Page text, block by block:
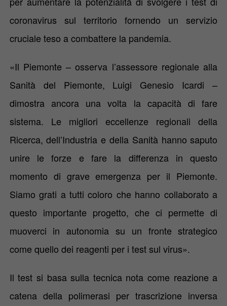
coronavirus sul territoriofornendo un servizio
cruciale teso a combattere la pandemia.
«Il Piemonte – osserva l’assessore regionale alla
Sanità del Piemonte, Luigi Genesio Icardi –
dimostra ancora una volta la capacità di fare
sistema. Le migliori eccellenze regionali della
Ricerca, dell’Industria e della Sanità hanno saputo
unire le forze e fare la differenza in questo
momento di grave emergenza per il Piemonte.
Siamo grati a tutti coloro che hanno collaborato a
questo importante progetto, che ci permette di
muoverci in autonomia su un fronte strategico
come quello dei reagenti per i test sul virus».
Il test si basa sulla tecnica nota come reazione a
catena della polimerasi per trascrizione inversa